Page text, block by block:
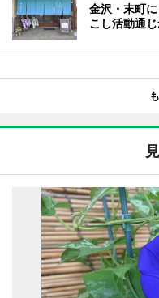
金沢・末町
こし活動通